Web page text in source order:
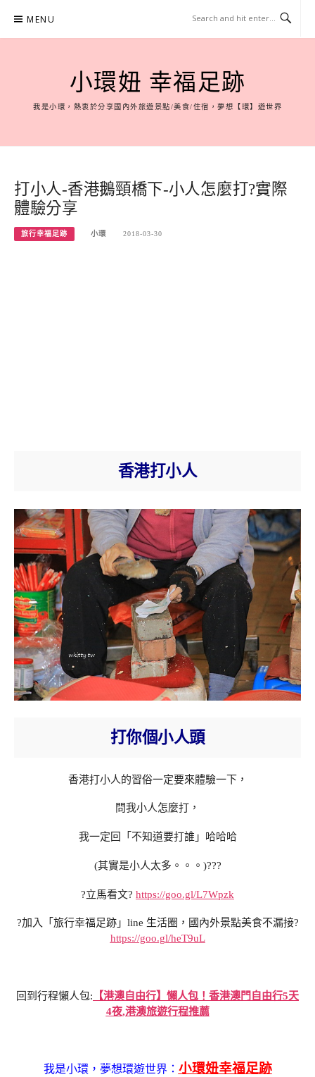
content
MENU
小環妞 幸福足跡
我是小環，熱衷於分享國內外旅遊景點/美食/住宿，夢想【環】遊世界
打小人-香港鵝頸橋下-小人怎麼打?實際
體驗分享
旅行幸福足跡 小環 2018-03-30
香港打小人
打你個小人頭
香港打小人的習俗一定要來體驗一下，
問我小人怎麼打，
我一定回「不知道要打誰」哈哈哈
(其實是小人太多。。。)???
?立馬看文? https://goo.gl/L7Wpzk
?加入「旅行幸福足跡」line 生活圈，國內外景點美食不漏接?
https://goo.gl/heT9uL
回到行程懶人包: 【港澳自由行】懶人包！香港澳門自由行5天
4夜,港澳旅遊行程推薦
我是小環，夢想環遊世界： 小環妞幸福足跡